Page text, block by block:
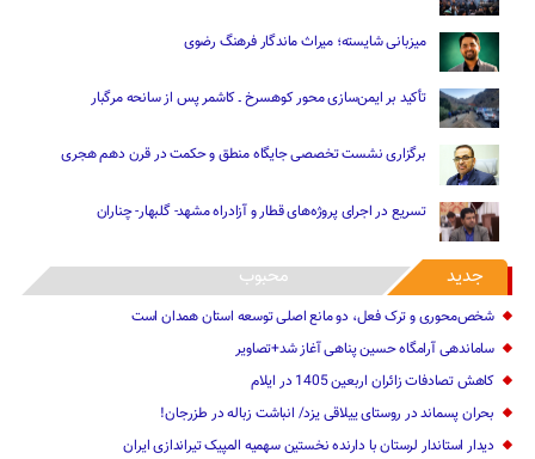
میزبانی شایسته؛ میراث ماندگار فرهنگ رضوی
تأکید بر ایمن‌سازی محور کوهسرخ ـ کاشمر پس از سانحه مرگبار
برگزاری نشست تخصصی جایگاه منطق و حکمت در قرن دهم هجری
تسریع در اجرای پروژه‌های قطار و آزادراه مشهد- گلبهار- چناران
جدید محبوب
شخص‌محوری و ترک فعل، دو مانع اصلی توسعه استان همدان است
ساماندهی آرامگاه حسین پناهی آغاز شد+تصاویر
کاهش تصادفات زائران اربعین 1405 در ایلام
بحران پسماند در روستای ییلاقی یزد/ انباشت زباله در طزرجان!
دیدار استاندار لرستان با دارنده نخستین سهمیه المپیک تیراندازی ایران